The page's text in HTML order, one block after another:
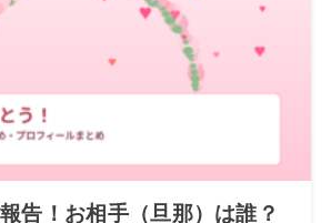
告！お相手（旦那）は誰？